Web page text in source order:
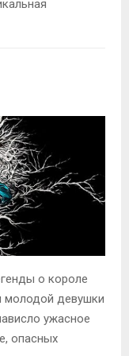
о короле
молодой девушки
ужасное
опасных